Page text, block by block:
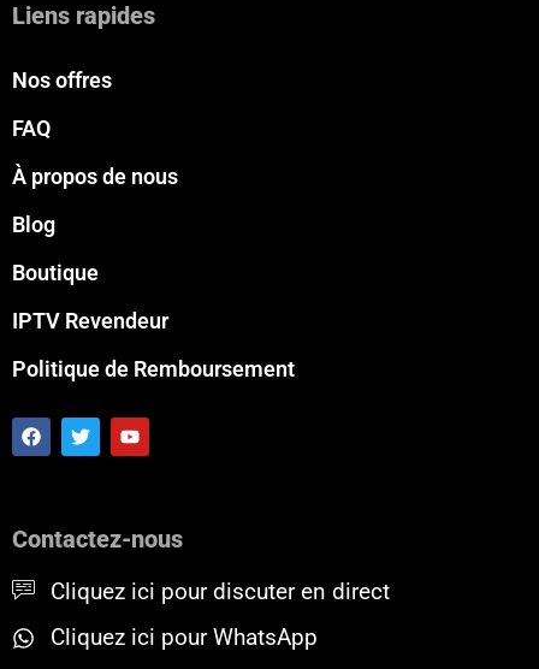
Liens rapides
Nos offres
FAQ
À propos de nous
Blog
Boutique
IPTV Revendeur
Politique de Remboursement
F
a
o
T
w
r
Y
o
e
Contactez-nous
Cliquez ici pour discuter en direct
Cliquez ici pour WhatsApp